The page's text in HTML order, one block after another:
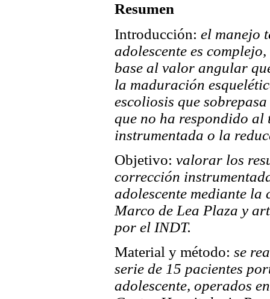
Resumen
Introducción: el manejo
adolescente es
base al valor angular
la maduración
escoliosis que
que no ha respondido
instrumentada o la
Objetivo: valorar los
corrección
adolescente mediante la
Marco de Lea Plaza y
por el INDT.
Material y método: se
serie de 15 pacientes
adolescente, operados